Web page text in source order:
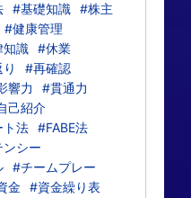
#基礎知識 #株主
#健康管理
知識 #休業
#再確認
響力
#貫通力
己紹介
ト法 #FABE法
シー
#チームプレー
金
#資金繰り表